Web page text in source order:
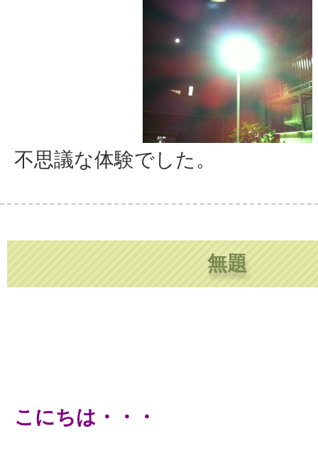
不思議な体験でした。
無題
こにちは・・・